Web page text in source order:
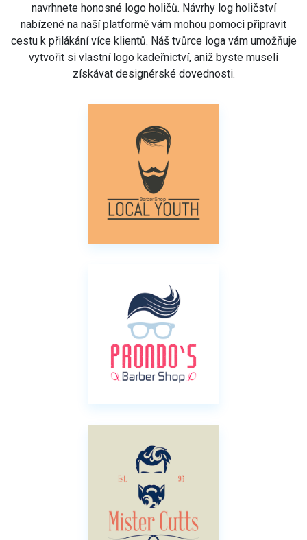
navrhnete honosné logo holičů. Návrhy log holičství
nabízené na naší platformě vám mohou pomoci připravit
cestu k přilákání více klientů. Náš tvůrce loga vám umožňuje
vytvořit si vlastní logo kadeřnictví, aniž byste museli
získávat designérské dovednosti.